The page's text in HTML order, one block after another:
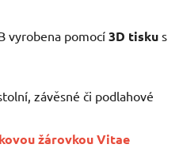
vyrobena pomocí 3D tisku s
závěsné či podlahové
žárovkou Vitae